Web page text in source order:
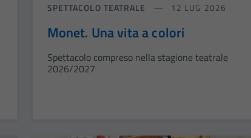
SPETTACOLO TEATRALE 12 LUG 2026
Monet. Una vita a colori
Spettacolo compreso nella stagione teatrale
2026/2027